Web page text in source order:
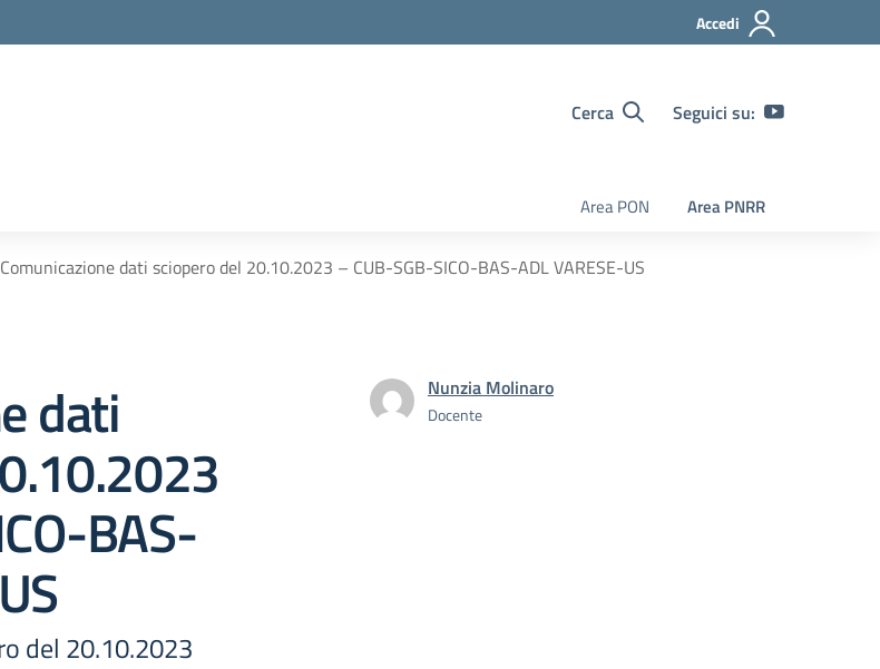
Accedi
Cerca Seguici su:
Area PON Area PNRR
Comunicazione dati sciopero del 20.10.2023 – CUB-SGB-SICO-BAS-ADL VARESE-US
dati
BAS-
del 20.10.2023
Nunzia Molinaro
Docente